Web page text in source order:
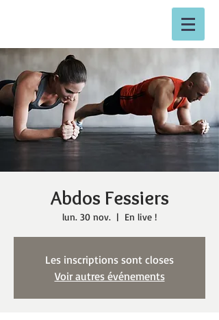
Abdos Fessiers
lun. 30 nov.
  |
En live !
Les inscriptions sont closes
Voir autres événements